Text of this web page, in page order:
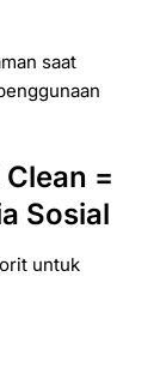
saat
=
Sosial
untuk